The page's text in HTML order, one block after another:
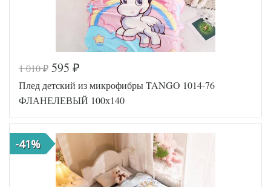
Код товара
Артикул
TT117738
Размер пледа/
100х140
Ткань
Микрофибра
Производитель
Tango
(Китай)
1 010₽ 595 ₽
Плед детский из микрофибры TANGO 1014-76
ФЛАНЕЛЕВЫЙ 100х140
-41%